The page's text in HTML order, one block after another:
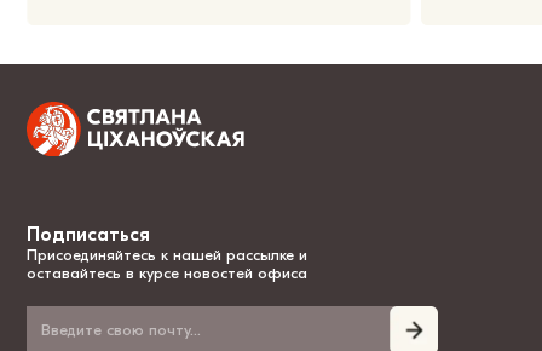
Подписаться
Присоединяйтесь к нашей рассылке и
оставайтесь в курсе новостей офиса